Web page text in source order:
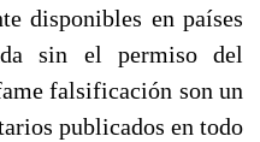
disponibles en países
sin el permiso del
falsificación son un
publicados en todo